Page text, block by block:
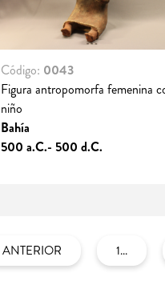
Código: 0043
Figura antropomorfa femenina
niño
Bahía
500 a.C.- 500 d.C.
ANTERIOR 1...